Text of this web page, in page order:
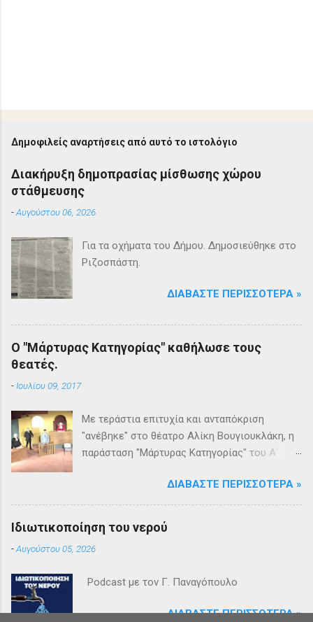
Δημοφιλείς αναρτήσεις από αυτό το ιστολόγιο
Διακήρυξη δημοπρασίας μίσθωσης χώρου
στάθμευσης
-Αυγούστου 06, 2026
Για τα οχήματα του Δήμου. Δημοσιεύθηκε στο
Ριζοσπάστη.
ΔΙΑΒΆΣΤΕ ΠΕΡΙΣΣΌΤΕΡΑ »
Ο "Μάρτυρας Κατηγορίας" καθήλωσε τους
θεατές.
-Ιουλίου 09, 2017
Με τεράστια επιτυχία και ανταπόκριση
"ανέβηκε" στο θέατρο Αλίκη Βουγιουκλάκη, η
παράσταση "Μάρτυρας Κατηγορίας" του Α΄
Βριλησσίων. Το θέατρο γέμισε και πάνω από
1500 θεατές και τις δύο βραδιές απόλαυσαν
κυριολεκτικά μία σπουδαία παράσταση
υψηλής δραματουργίας. Το έργο της Αγκάθα
Κρίστι καθήλωσε τους θεατρόφιλους σε όλη
πλοκή, οι μεγάλες ανατροπές και ένα
ΔΙΑΒΆΣΤΕ ΠΕΡΙΣΣΌΤΕΡΑ »
Ιδιωτικοποίηση του νερού
-Αυγούστου 05, 2026
Podcast με τον Γ. Παναγόπουλο
ΔΙΑΒΆΣΤΕ ΠΕΡΙΣΣΌΤΕΡΑ »